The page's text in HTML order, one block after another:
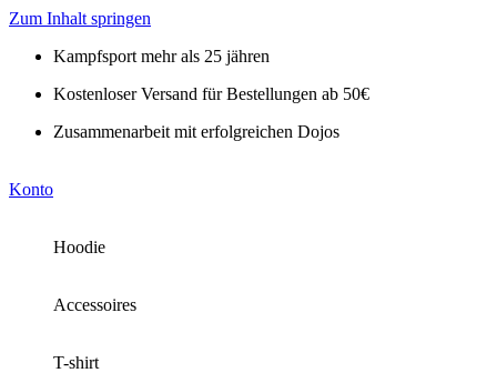
Zum Inhalt springen
Kampfsport mehr als 25 jähren
Kostenloser Versand für Bestellungen ab 50€
Zusammenarbeit mit erfolgreichen Dojos
Konto
Hoodie
Accessoires
T-shirt